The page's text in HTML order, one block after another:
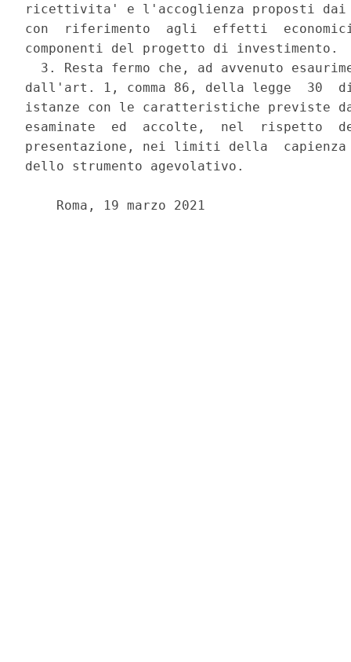
ricettivita' e l'accoglienza proposti dai
con  riferimento  agli  effetti
componenti del progetto di investimento.
3. Resta fermo che, ad avvenuto
dall'art. 1, comma 86, della legge  30
istanze con le caratteristiche previste
esaminate  ed  accolte,  nel  rispetto
presentazione, nei limiti della
dello strumento agevolativo.
    Roma, 19 marzo 2021